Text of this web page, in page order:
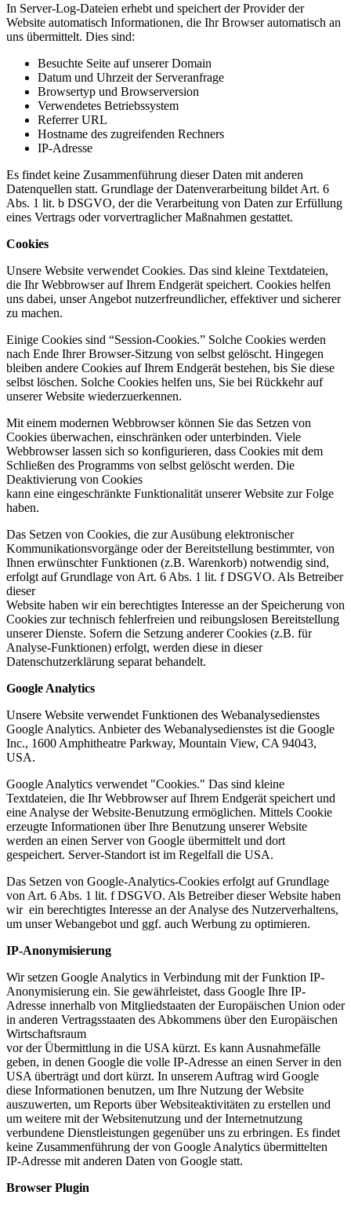
In Server-Log-Dateien erhebt und speichert der Provider der
Website automatisch Informationen, die Ihr Browser automatisch an
uns übermittelt. Dies sind:
Besuchte Seite auf unserer Domain
Datum und Uhrzeit der Serveranfrage
Browsertyp und Browserversion
Verwendetes Betriebssystem
Referrer URL
Hostname des zugreifenden Rechners
IP-Adresse
Es findet keine Zusammenführung dieser Daten mit anderen
Datenquellen statt. Grundlage der Datenverarbeitung bildet Art. 6
Abs. 1 lit. b DSGVO, der die Verarbeitung von Daten zur Erfüllung
eines Vertrags oder vorvertraglicher Maßnahmen gestattet.
Cookies
Unsere Website verwendet Cookies. Das sind kleine Textdateien,
die Ihr Webbrowser auf Ihrem Endgerät speichert. Cookies helfen
uns dabei, unser Angebot nutzerfreundlicher, effektiver und sicherer
zu machen.
Einige Cookies sind “Session-Cookies.” Solche Cookies werden
nach Ende Ihrer Browser-Sitzung von selbst gelöscht. Hingegen
bleiben andere Cookies auf Ihrem Endgerät bestehen, bis Sie diese
selbst löschen. Solche Cookies helfen uns, Sie bei Rückkehr auf
unserer Website wiederzuerkennen.
Mit einem modernen Webbrowser können Sie das Setzen von
Cookies überwachen, einschränken oder unterbinden. Viele
Webbrowser lassen sich so konfigurieren, dass Cookies mit dem
Schließen des Programms von selbst gelöscht werden. Die
Deaktivierung von Cookies
kann eine eingeschränkte Funktionalität unserer Website zur Folge
haben.
Das Setzen von Cookies, die zur Ausübung elektronischer
Kommunikationsvorgänge oder der Bereitstellung bestimmter, von
Ihnen erwünschter Funktionen (z.B. Warenkorb) notwendig sind,
erfolgt auf Grundlage von Art. 6 Abs. 1 lit. f DSGVO. Als Betreiber
dieser
Website haben wir ein berechtigtes Interesse an der Speicherung von
Cookies zur technisch fehlerfreien und reibungslosen Bereitstellung
unserer Dienste. Sofern die Setzung anderer Cookies (z.B. für
Analyse-Funktionen) erfolgt, werden diese in dieser
Datenschutzerklärung separat behandelt.
Google Analytics
Unsere Website verwendet Funktionen des Webanalysedienstes
Google Analytics. Anbieter des Webanalysedienstes ist die Google
Inc., 1600 Amphitheatre Parkway, Mountain View, CA 94043,
USA.
Google Analytics verwendet "Cookies." Das sind kleine
Textdateien, die Ihr Webbrowser auf Ihrem Endgerät speichert und
eine Analyse der Website-Benutzung ermöglichen. Mittels Cookie
erzeugte Informationen über Ihre Benutzung unserer Website
werden an einen Server von Google übermittelt und dort
gespeichert. Server-Standort ist im Regelfall die USA.
Das Setzen von Google-Analytics-Cookies erfolgt auf Grundlage
von Art. 6 Abs. 1 lit. f DSGVO. Als Betreiber dieser Website haben
wir ein berechtigtes Interesse an der Analyse des Nutzerverhaltens,
um unser Webangebot und ggf. auch Werbung zu optimieren.
IP-Anonymisierung
Wir setzen Google Analytics in Verbindung mit der Funktion IP-
Anonymisierung ein. Sie gewährleistet, dass Google Ihre IP-
Adresse innerhalb von Mitgliedstaaten der Europäischen Union oder
in anderen Vertragsstaaten des Abkommens über den Europäischen
Wirtschaftsraum
vor der Übermittlung in die USA kürzt. Es kann Ausnahmefälle
geben, in denen Google die volle IP-Adresse an einen Server in den
USA überträgt und dort kürzt. In unserem Auftrag wird Google
diese Informationen benutzen, um Ihre Nutzung der Website
auszuwerten, um Reports über Websiteaktivitäten zu erstellen und
um weitere mit der Websitenutzung und der Internetnutzung
verbundene Dienstleistungen gegenüber uns zu erbringen. Es findet
keine Zusammenführung der von Google Analytics übermittelten
IP-Adresse mit anderen Daten von Google statt.
Browser Plugin